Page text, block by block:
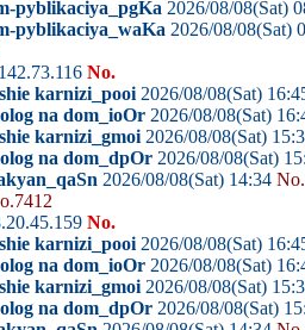
pyblikaciya_pgKa 2026/08/08(Sat)
pyblikaciya_waKa 2026/08/08(Sat)
No.
karnizi_pooi 2026/08/08(Sat)
na dom_ioOr 2026/08/08(Sat)
karnizi_gmoi 2026/08/08(Sat)
na dom_dpOr 2026/08/08(Sat)
2026/08/08(Sat) 14:34
No.
karnizi_pooi 2026/08/08(Sat)
na dom_ioOr 2026/08/08(Sat)
karnizi_gmoi 2026/08/08(Sat)
na dom_dpOr 2026/08/08(Sat)